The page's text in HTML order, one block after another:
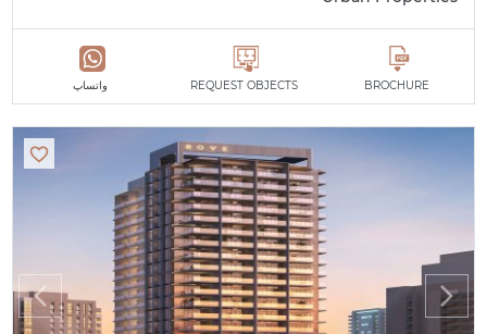
BROCHURE
REQUEST OBJECTS واتساپ